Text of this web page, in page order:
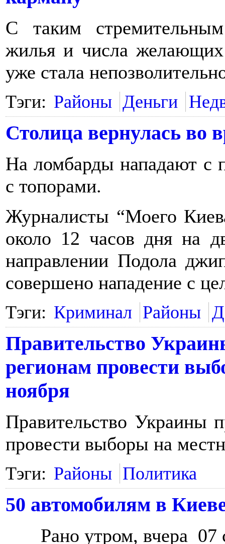
С таким
жилья и числа желающих
уже стала
Тэги: Районы Деньги
Столица вернулась во
На ломбарды нападают с
с топорами.
Журналисты “Моего
около 12 часов дня на
направлении Подола
совершено нападение с
Тэги: Криминал Районы
Правительство
регионам провести
ноября
Правительство Украины
провести выборы на
Тэги: Районы Политика
50 автомобилям в
Рано утром, вчера 07